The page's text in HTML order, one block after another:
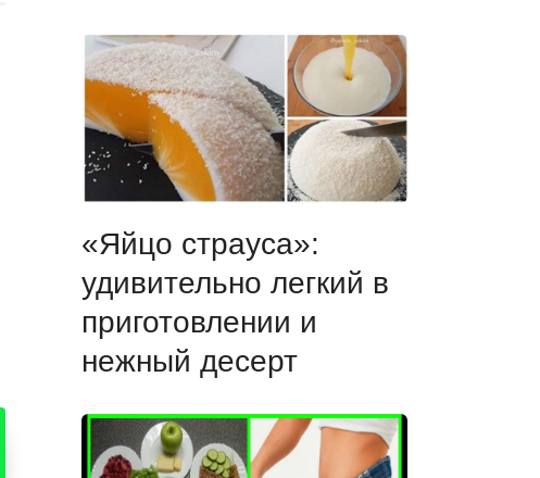
«Яйцо страуса»:
удивительно легкий в
приготовлении и
нежный десерт